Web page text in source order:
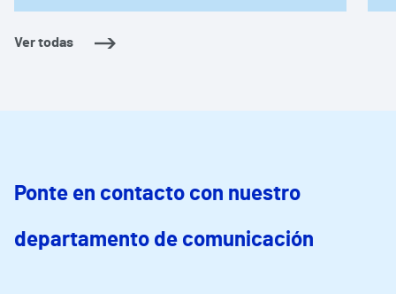
Ver todas
Ponte en contacto con nuestro
departamento de comunicación